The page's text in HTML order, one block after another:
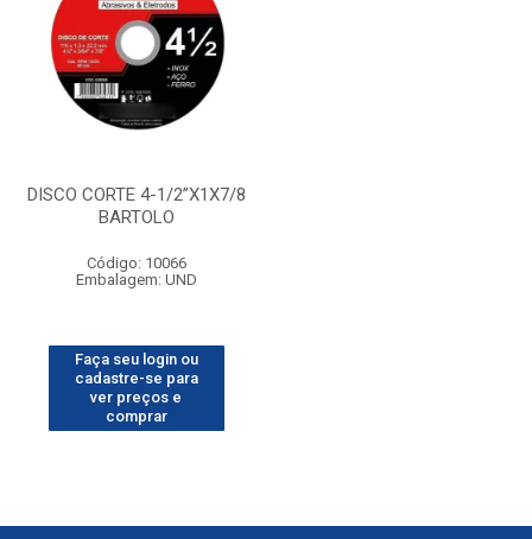
DISCO CORTE 4-1/2”X1X7/8
BARTOLO
Código: 10066
Embalagem: UND
Faça seu login ou
cadastre-se para
ver preços e
comprar